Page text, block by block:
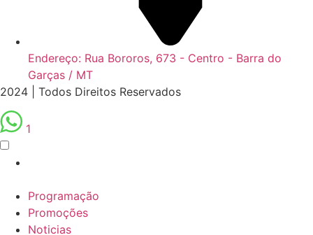
Endereço: Rua Bororos, 673 - Centro - Barra do
Garças / MT
2024 | Todos Direitos Reservados
1
Programação
Promoções
Noticias